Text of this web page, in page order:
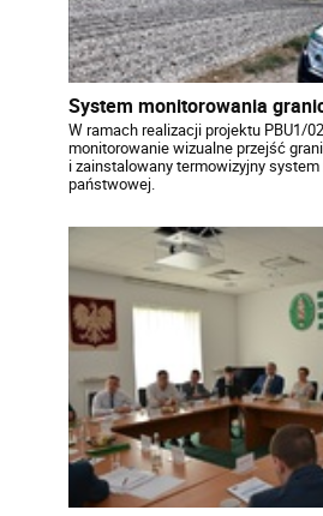
System monitorowania
W ramach realizacji projektu PBU1/
monitorowanie wizualne przejść
i zainstalowany termowizyjny
państwowej.